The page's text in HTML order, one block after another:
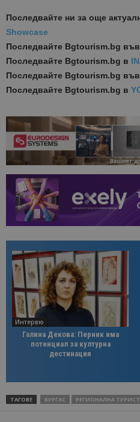
Последвайте ни за още
Showcase
Последвайте Bgtourism.bg във
Последвайте Bgtourism.bg в
Последвайте Bgtourism.bg във
Последвайте Bgtourism.bg в
Интервю
Галина Декова: Перник има
потенциал за културна
дестинация
ТАГОВЕ БУРГАС РЕГИОНАЛНА